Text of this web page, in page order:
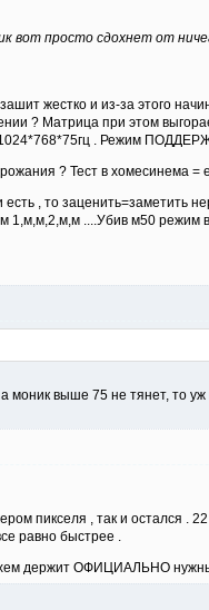
вот просто сдохнет от
жестко и из-за этого
? Матрица при этом
1024*768*75гц . Режим
? Тест в хомесинема =
, то заценить=заметить
1,м,м,2,м,м ....Убив м50
выше 75 не тянет, то уж
пикселя , так и остался .
равно быстрее .
держит ОФИЦИАЛЬНО